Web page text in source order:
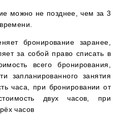
можно не позднее, чем за 3
бронирование заранее,
за собой право списать в
всего бронирования,
запланированного занятия
часа, при бронировании от
двух часов, при
часов